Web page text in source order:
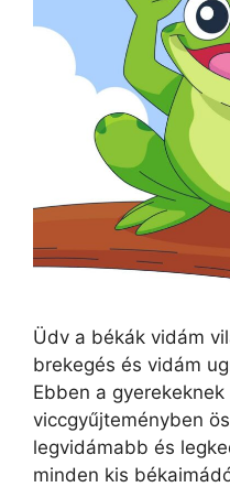
Üdv a békák vidám
brekegés és vidám
Ebben a
viccgyűjteményben
legvidámabb és
minden kis